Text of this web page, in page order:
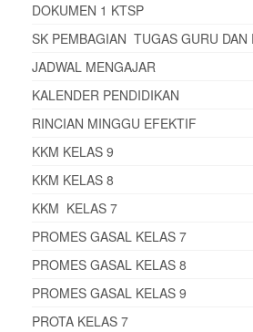
DOKUMEN 1 KTSP
SK PEMBAGIAN TUGAS GURU DAN
JADWAL MENGAJAR
KALENDER PENDIDIKAN
RINCIAN MINGGU EFEKTIF
KKM KELAS 9
KKM KELAS 8
KKM KELAS 7
PROMES GASAL KELAS 7
PROMES GASAL KELAS 8
PROMES GASAL KELAS 9
PROTA KELAS 7